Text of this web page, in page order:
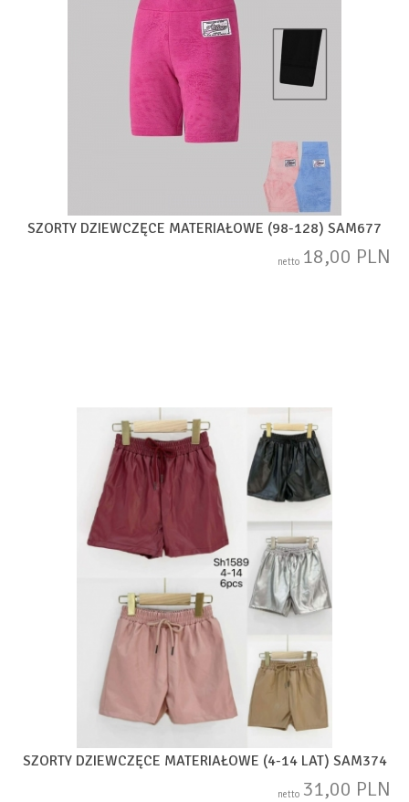
SZORTY DZIEWCZĘCE MATERIAŁOWE (98-128) SAM677
netto 18,00 PLN
SZORTY DZIEWCZĘCE MATERIAŁOWE (4-14 LAT) SAM374
netto 31,00 PLN